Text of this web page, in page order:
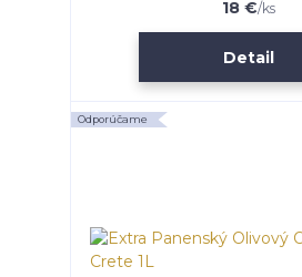
18 €/ks
Detail
Odporúčame